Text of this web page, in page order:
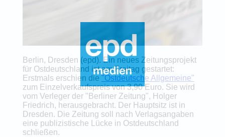
Berlin, Dresden (epd). Ein neues Zeitungsprojekt
für Ostdeutschland ist am Freitag gestartet:
Erstmals erschien die "Ostdeutsche Allgemeine"
zum Einzelverkaufspreis von 3,90 Euro. Sie wird
vom Verleger der "Berliner Zeitung", Holger
Friedrich, herausgebracht. Der Hauptsitz ist in
Dresden. Die Zeitung soll nach Verlagsangaben
eine publizistische Lücke in Ostdeutschland
schließen.